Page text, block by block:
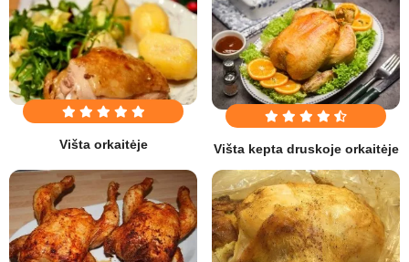
Višta orkaitėje Višta kepta druskoje orkaitėje